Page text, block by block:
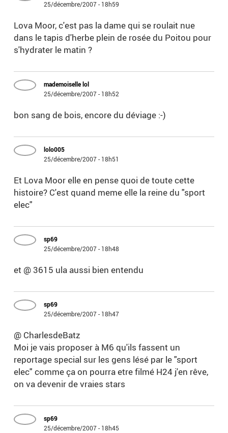
25/décembre/2007 - 18h59
Lova Moor, c'est pas la dame qui se roulait nue
dans le tapis d'herbe plein de rosée du Poitou pour
s'hydrater le matin ?
mademoiselle lol
25/décembre/2007 - 18h52
bon sang de bois, encore du déviage :-)
lolo005
25/décembre/2007 - 18h51
Et Lova Moor elle en pense quoi de toute cette
histoire? C'est quand meme elle la reine du "sport
elec"
sp69
25/décembre/2007 - 18h48
et @ 3615 ula aussi bien entendu
sp69
25/décembre/2007 - 18h47
@ CharlesdeBatz
Moi je vais proposer à M6 qu'ils fassent un
reportage special sur les gens lésé par le "sport
elec" comme ça on pourra etre filmé H24 j'en rêve,
on va devenir de vraies stars
sp69
25/décembre/2007 - 18h45